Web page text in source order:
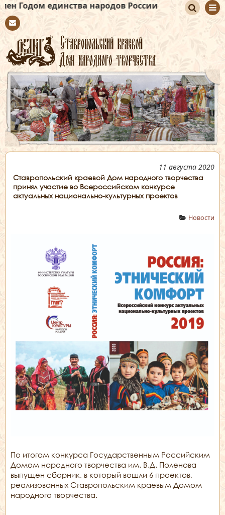
народов России
tact
иск
11 августа 2020
Ставропольский краевой Дом народного творчества
принял участие во Всероссийском конкурсе
актуальных национально-культурных проектов
Новости
По итогам конкурса Государственным Российским
Домом народного творчества им. В.Д. Поленова
выпущен сборник, в который вошли 6 проектов,
реализованных Ставропольским краевым Домом
народного творчества.